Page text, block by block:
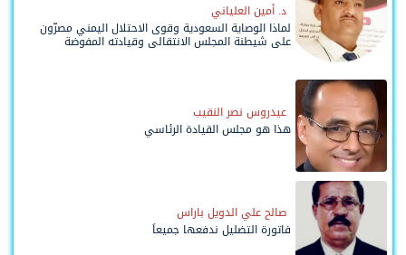
د. أمين العلياني
لماذا الوصاية السعودية وقوى الاحتلال اليمني مصرّون
على شيطنة المجلس الانتقالي وقيادته المفوضة
عيدروس نصر النقيب
هذا هو مجلس القيادة الرئاسي
صالح علي الدويل باراس
فاتورة التضليل ندفعها جميعاً